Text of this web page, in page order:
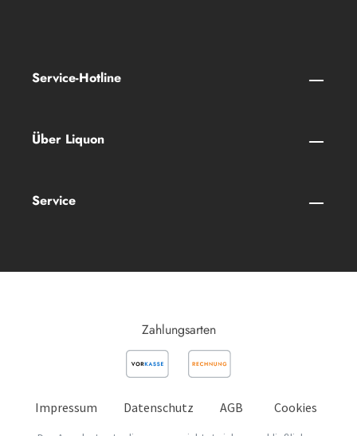
Service-Hotline
Über Liquon
Service
Zahlungsarten
Impressum Datenschutz AGB Cookies